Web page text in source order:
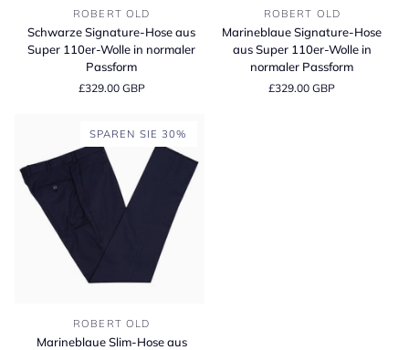
Schwarze
Signature-
Hose
Passform
ROBERT OLD
Schwarze Signature-Hose aus
Super 110er-Wolle in normaler
Passform
£329.00 GBP
Marineblaue
Signature-
ROBERT OLD
Marineblaue Signature-Hose
aus Super 110er-Wolle in
normaler Passform
£329.00 GBP
SPAREN SIE 30%
Marineblaue
Slim-
ROBERT OLD
Marineblaue Slim-Hose aus